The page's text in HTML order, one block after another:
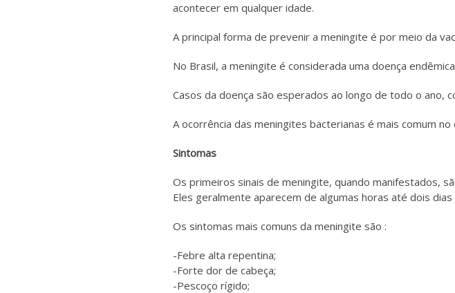
acontecer em qualquer idade.
A principal forma de prevenir a meningite é por meio da
No Brasil, a meningite é considerada uma doença
Casos da doença são esperados ao longo de todo o ano,
A ocorrência das meningites bacterianas é mais comum
Sintomas
Os primeiros sinais de meningite, quando manifestados,
Eles geralmente aparecem de algumas horas até dois dias
Os sintomas mais comuns da meningite são :
-Febre alta repentina;
-Forte dor de cabeça;
-Pescoço rígido;